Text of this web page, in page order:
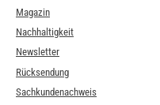
Magazin
Nachhaltigkeit
Newsletter
Rücksendung
Sachkundenachweis